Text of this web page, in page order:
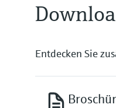
Entdecken Sie